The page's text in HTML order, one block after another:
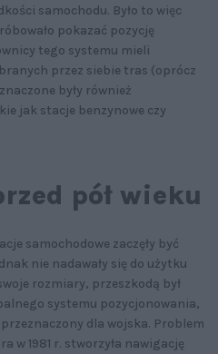
samochodu. Było to więc
pokazać pozycję
tego systemu mieli
przez siebie tras (oprócz
były również
jak stacje benzynowe czy
pół wieku
samochodowe zaczęły być
nie nadawały się do użytku
rozmiary, przeszkodą był
systemu pozycjonowania,
dla wojska. Problem
w 1981 r. stworzyła nawigację